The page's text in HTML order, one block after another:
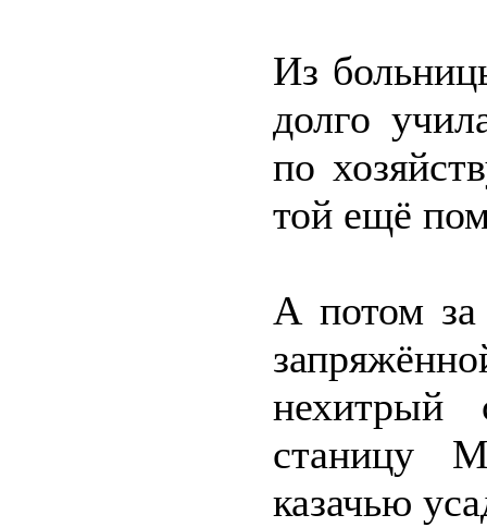
Из
долго
по
той ещё
А потом за
станицу
казачью